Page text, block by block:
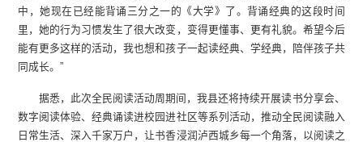
中，她现在已经能背诵三分之一的《大学》了。背诵经典的这段时间
里，她的行为习惯发生了很大改变，变得更懂事、更有礼貌。希望今后
能有更多这样的活动，我也想和孩子一起读经典、学经典，陪伴孩子共
同成长。”
据悉，此次全民阅读活动周期间，我县还将持续开展读书分享会、
数字阅读体验、经典诵读进校园进社区等系列活动，推动全民阅读融入
日常生活、深入千家万户，让书香浸润泸西城乡每一个角落，以阅读之